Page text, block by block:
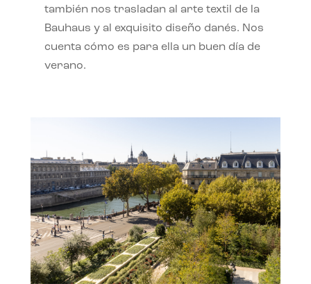
también nos trasladan al arte textil de la
Bauhaus y al exquisito diseño danés. Nos
cuenta cómo es para ella un buen día de
verano.